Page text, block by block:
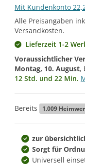
Mit Kundenkonto
Alle Preisangaben
Versandkosten.
Lieferzeit 1-2
Voraussichtlicher
Montag, 10. August,
12 Std. und 22 Min.
Bereits 1.009
zur
Sorgt für
Universell